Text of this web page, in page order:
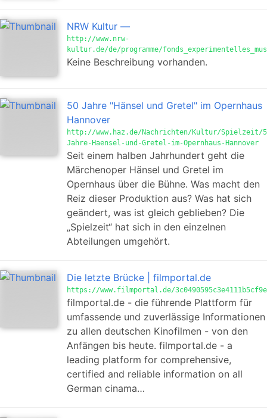
NRW Kultur —
http://www.nrw-
kultur.de/de/programme/
Keine Beschreibung vorhanden.
50 Jahre "Hänsel und Gretel" im Opernhaus
Hannover
http://www.haz.de/Nachrichten/Kultur/Spielzeit/
Jahre-Haensel-und-Gretel-im-Opernhaus-Hannover
Seit einem halben Jahrhundert geht die
Märchenoper Hänsel und Gretel im
Opernhaus über die Bühne. Was macht den
Reiz dieser Produktion aus? Was hat sich
geändert, was ist gleich geblieben? Die
„Spielzeit“ hat sich in den einzelnen
Abteilungen umgehört.
Die letzte Brücke | filmportal.de
https://www.filmportal.de/
filmportal.de - die führende Plattform für
umfassende und zuverlässige Informationen
zu allen deutschen Kinofilmen - von den
Anfängen bis heute. filmportal.de - a
leading platform for comprehensive,
certified and reliable information on all
German cinama…